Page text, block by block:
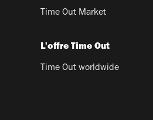
Time Out Market
L'offre Time Out
Time Out worldwide